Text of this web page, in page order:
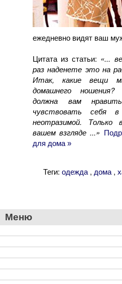
ежедневно видят ваш
Цитата из статьи: «...
раз наденете это на
Итак, какие вещи
домашнего
должна вам
чувствовать себя
неотразимой.
вашем взгляде ...»
для дома »
Теги: одежда , дома ,
Меню